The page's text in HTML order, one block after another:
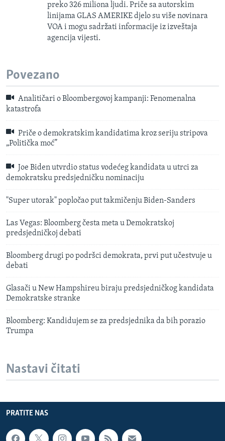
preko 326 miliona ljudi. Priče sa autorskim
linijama GLAS AMERIKE djelo su više novinara
VOA i mogu sadržati informacije iz izveštaja
agencija vijesti.
Povezano
Analitičari o Bloombergovoj kampanji: Fenomenalna
katastrofa
Priče o demokratskim kandidatima kroz seriju stripova
„Politička moć”
Joe Biden utvrdio status vodećeg kandidata u utrci za
demokratsku predsjedničku nominaciju
"Super utorak" popločao put takmičenju Biden-Sanders
Las Vegas: Bloomberg česta meta u Demokratskoj
predsjedničkoj debati
Bloomberg drugi po podršci demokrata, prvi put učestvuje u
debati
Glasači u New Hampshireu biraju predsjedničkog kandidata
Demokratske stranke
Bloomberg: Kandidujem se za predsjednika da bih porazio
Trumpa
Nastavi čitati
PRATITE NAS